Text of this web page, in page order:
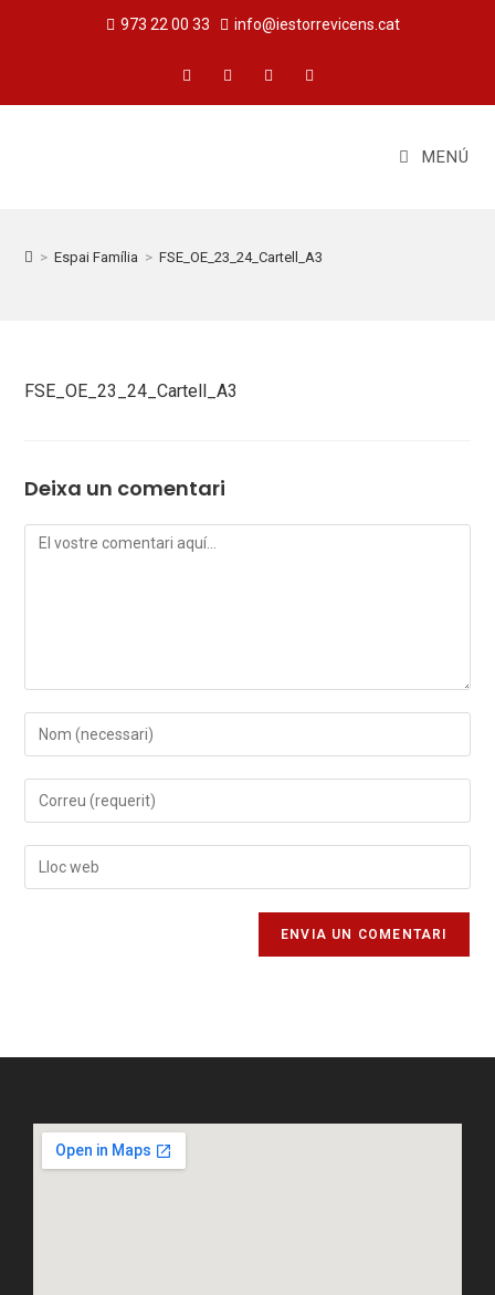
973 22 00 33 info@iestorrevicens.cat
MENÚ
> Espai Família > FSE_OE_23_24_Cartell_A3
FSE_OE_23_24_Cartell_A3
Deixa un comentari